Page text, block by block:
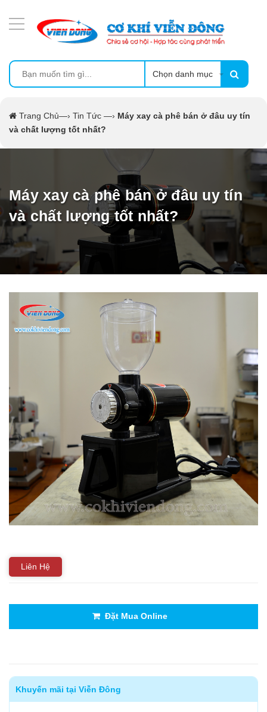
Chọn danh mục
Trang Chủ—› Tin Tức —› Máy xay cà phê bán ở đâu uy tín
và chất lượng tốt nhất?
Máy xay cà phê bán ở đâu uy tín
và chất lượng tốt nhất?
Liên Hệ
Đặt Mua Online
Khuyến mãi tại Viễn Đông
MÁY ÉP MÍA TẠO BỌT
MÁY RỬA BÁT SIÊU ÂM
MÁY SẤY THỰC PHẨM CÔNG NGHIỆP
CẨM NANG
THIẾT BỊ NHÀ BẾP
THIẾT BỊ NHÀ BẾP CAO CẤP
MÁY CHẾ BIẾN THỰC PHẨM
MÁY CHẾ BIẾN NÔNG SẢN
THIẾT BỊ LÀM ĐỒ ĂN NHANH
THIẾT BỊ LÀM BÁNH
MÁY ĐÓNG GÓI THỰC PHẨM
THIẾT BỊ LẠNH
THIẾT BỊ BẾP CÔNG NGHIỆP
UNCATEGORIZED